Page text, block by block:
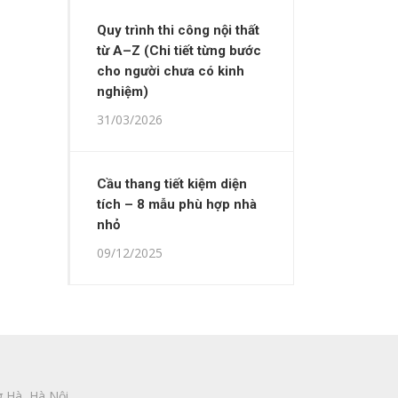
Quy trình thi công nội thất
từ A–Z (Chi tiết từng bước
cho người chưa có kinh
nghiệm)
31/03/2026
Cầu thang tiết kiệm diện
tích – 8 mẫu phù hợp nhà
nhỏ
09/12/2025